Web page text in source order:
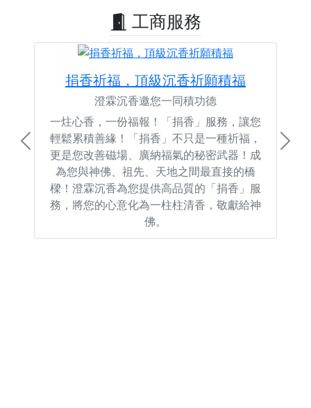
工商服務
捐香祈福，頂級沉香祈願積福
澄霖沉香邀您一同積功德
一炷心香，一份福報！「捐香」服務，讓您
輕鬆累積善緣！「捐香」不只是一種祈福，
更是您改善磁場、廣納福氣的秘密武器！成
為您與神佛、祖先、天地之間最直接的橋
樑！澄霖沉香為您提供高品質的「捐香」服
務，將您的心意化為一柱柱清香，敬獻給神
佛。
Previous Next